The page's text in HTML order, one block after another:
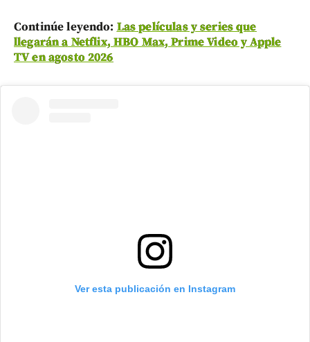
Continúe leyendo: Las películas y series que
llegarán a Netflix, HBO Max, Prime Video y Apple
TV en agosto 2026
Ver esta publicación en Instagram